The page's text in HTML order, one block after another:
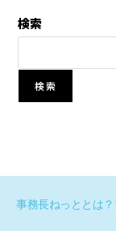
検索
検索
事務長ねっととは？